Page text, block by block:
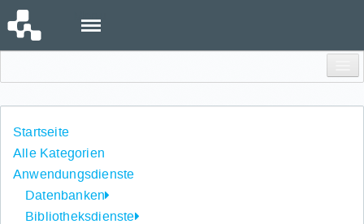
Startseite
Alle Kategorien
Anwendungsdienste
Datenbanken
Bibliotheksdienste